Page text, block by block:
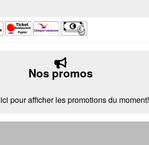
Nos promos
pour afficher les promotions du moment!